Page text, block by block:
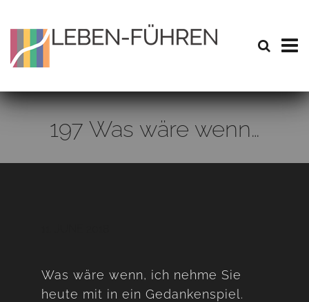
197 Was wäre wenn…
Was wäre wenn, ich nehme Sie
heute mit in ein Gedankenspiel.